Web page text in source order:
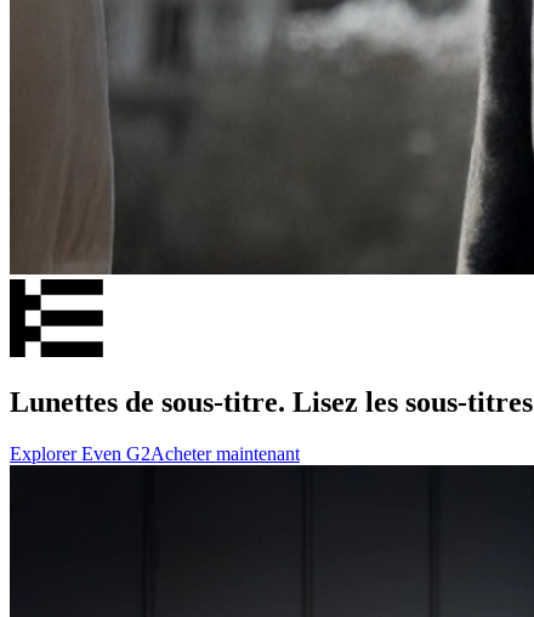
Lunettes de sous-titre. Lisez les sous-
Explorer Even G2Acheter maintenant